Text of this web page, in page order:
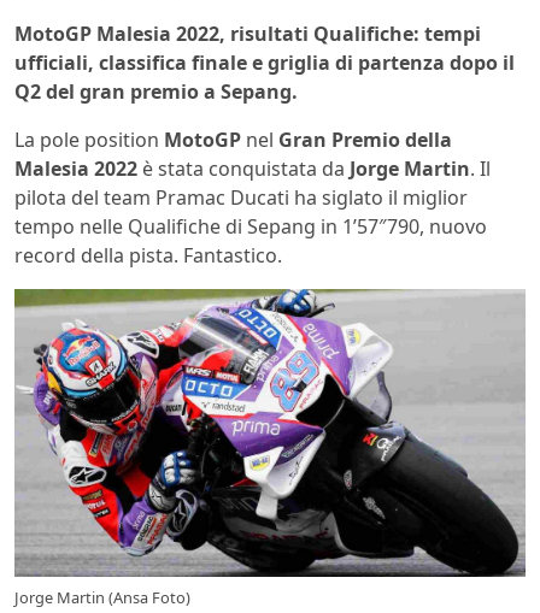
MotoGP Malesia 2022, risultati Qualifiche: tempi
ufficiali, classifica finale e griglia di partenza dopo il
Q2 del gran premio a Sepang.
La pole position MotoGP nel Gran Premio della
Malesia 2022 è stata conquistata da Jorge Martin. Il
pilota del team Pramac Ducati ha siglato il miglior
tempo nelle Qualifiche di Sepang in 1’57″790, nuovo
record della pista. Fantastico.
Jorge Martin (Ansa Foto)